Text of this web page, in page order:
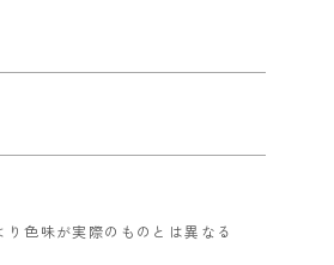
色味が実際のものとは異なる